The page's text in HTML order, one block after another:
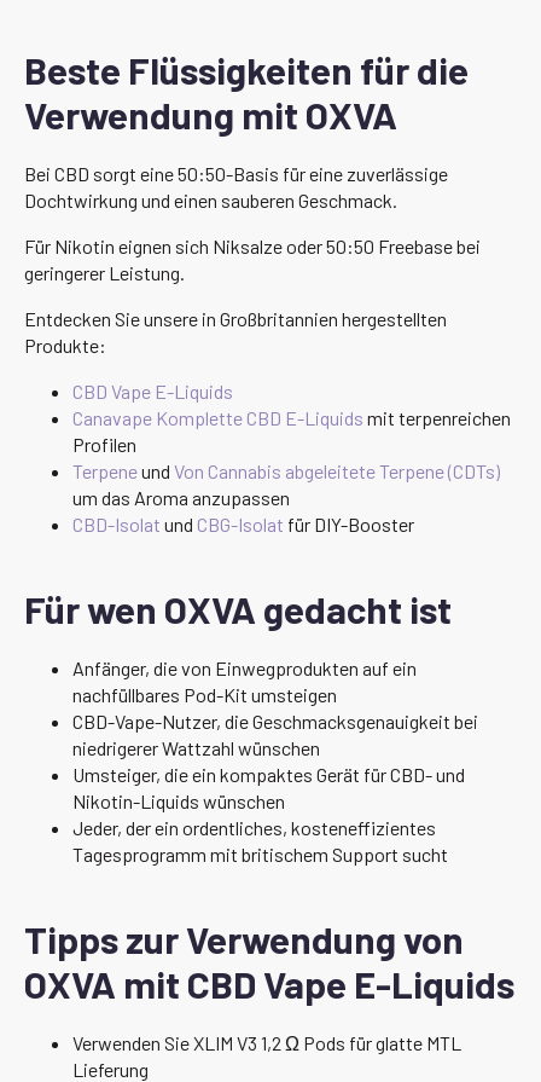
Beste Flüssigkeiten für die
Verwendung mit OXVA
Bei CBD sorgt eine 50:50-Basis für eine zuverlässige
Dochtwirkung und einen sauberen Geschmack.
Für Nikotin eignen sich Niksalze oder 50:50 Freebase bei
geringerer Leistung.
Entdecken Sie unsere in Großbritannien hergestellten
Produkte:
CBD Vape E-Liquids
Canavape Komplette CBD E-Liquids mit terpenreichen
Profilen
Terpeneund Von Cannabis abgeleitete Terpene (CDTs)
um das Aroma anzupassen
CBD-Isolat und CBG-Isolat für DIY-Booster
Für wen OXVA gedacht ist
Anfänger, die von Einwegprodukten auf ein
nachfüllbares Pod-Kit umsteigen
CBD-Vape-Nutzer, die Geschmacksgenauigkeit bei
niedrigerer Wattzahl wünschen
Umsteiger, die ein kompaktes Gerät für CBD- und
Nikotin-Liquids wünschen
Jeder, der ein ordentliches, kosteneffizientes
Tagesprogramm mit britischem Support sucht
Tipps zur Verwendung von
OXVA mit CBD Vape E-Liquids
Verwenden Sie XLIM V3 1,2 Ω Pods für glatte MTL
Lieferung